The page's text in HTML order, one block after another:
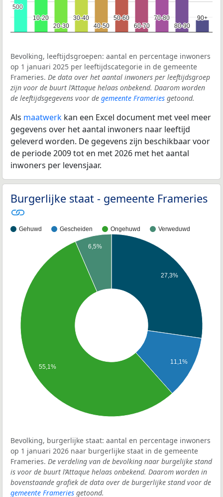
10-20
10-20
20-30
20-30
30-40
30-40
40-50
40-50
50-60
50-60
60-70
60-70
70-80
70-80
80-90
80-90
90+
90+
500
500
Bevolking, leeftijdsgroepen: aantal en percentage inwoners
op 1 januari 2025 per leeftijdscategorie in de gemeente
Frameries. De data over het aantal inwoners per leeftijdsgroep
zijn voor de buurt l’Attaque helaas onbekend. Daarom worden
de leeftijdsgegevens voor de gemeente Frameries getoond.
Als maatwerk kan een Excel document met veel meer
gegevens over het aantal inwoners naar leeftijd
geleverd worden. De gegevens zijn beschikbaar voor
de periode 2009 tot en met 2026 met het aantal
inwoners per levensjaar.
Burgerlijke staat - gemeente Frameries
Gehuwd Gescheiden Ongehuwd Verweduwd
27,3%
11,1%
6,5%
55,1%
Bevolking, burgerlijke staat: aantal en percentage inwoners
op 1 januari 2026 naar burgerlijke staat in de gemeente
Frameries. De verdeling van de bevolking naar burgelijke stand
is voor de buurt l’Attaque helaas onbekend. Daarom worden in
bovenstaande grafiek de data over de burgerlijke stand voor de
gemeente Frameries getoond.